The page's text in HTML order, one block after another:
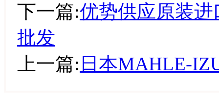
下一篇:优势供应原装进
批发
上一篇: 日本MAHLE-